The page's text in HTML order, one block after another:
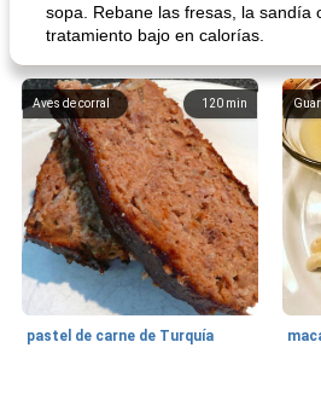
sopa. Rebane las fresas, la sandía
tratamiento bajo en calorías.
120 min
Aves de corral
pastel de carne de Turquía